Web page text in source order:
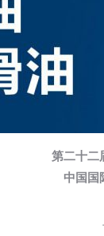
第二十二
中国国